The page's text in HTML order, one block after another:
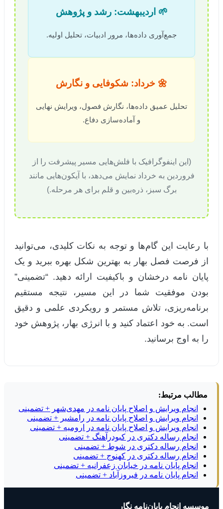
🌱 اردیبهشت: رشد و پژوهش
جمع‌آوری داده‌ها، مرور ادبیات، تحلیل اولیه.
🌼 خرداد: شکوفایی و نگارش
تحلیل عمیق داده‌ها، نگارش فصول، ویرایش نهایی
و آماده‌سازی دفاع.
(این اینفوگرافیک با فلش‌هایی مسیر پیشرفت را از
فروردین به خرداد نمایش می‌دهد، با آیکون‌هایی مانند
برگ سبز، ذره‌بین و قلم برای هر مرحله.)
با رعایت این گام‌ها و توجه به نکات کلیدی، می‌توانید
از فرصت فصل بهار به بهترین شکل بهره ببرید و یک
پایان نامه درخشان و باکیفیت ارائه دهید. “تضمینی”
بودن موفقیت شما در این مسیر، نتیجه مستقیم
برنامه‌ریزی، تلاش مستمر و رویکردی علمی و دقیق
است. به خود اعتماد کنید و با انرژی بهار، پژوهش خود
را به اوج برسانید.
مطالب مرتبط:
انجام ویرایش و اصلاح پایان نامه در مهدی‌شهر + تضمینی
انجام ویرایش و اصلاح پایان نامه در رامشیر + تضمینی
انجام ویرایش و اصلاح پایان نامه در ارومیه + تضمینی
انجام رساله دکتری در کبودرآهنگ + تضمینی
انجام رساله دکتری در شوط + تضمینی
انجام رساله دکتری در کهنوج + تضمینی
انجام پایان نامه در خیابان زعفرانیه + تضمینی
انجام پایان نامه در فیروزآباد + تضمینی
موسسه انجام پایان‌نامه نگار